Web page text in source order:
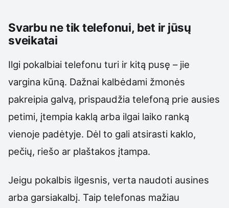
Svarbu ne tik telefonui, bet ir jūsų
sveikatai
Ilgi pokalbiai telefonu turi ir kitą pusę – jie
vargina kūną. Dažnai kalbėdami žmonės
pakreipia galvą, prispaudžia telefoną prie ausies
petimi, įtempia kaklą arba ilgai laiko ranką
vienoje padėtyje. Dėl to gali atsirasti kaklo,
pečių, riešo ar plaštakos įtampa.
Jeigu pokalbis ilgesnis, verta naudoti ausines
arba garsiakalbį. Taip telefonas mažiau